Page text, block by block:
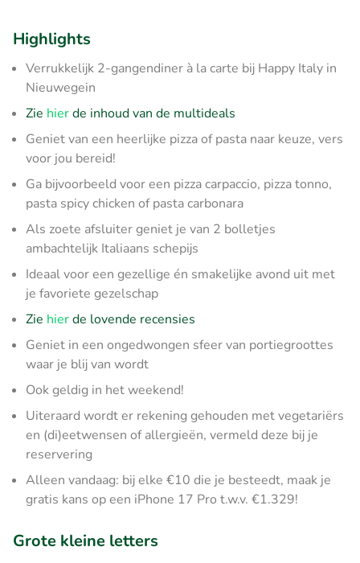
Highlights
Verrukkelijk 2-gangendiner à la carte bij Happy Italy in
Nieuwegein
Zie hierde inhoud van de multideals
Geniet van een heerlijke pizza of pasta naar keuze, vers
voor jou bereid!
Ga bijvoorbeeld voor een pizza carpaccio, pizza tonno,
pasta spicy chicken of pasta carbonara
Als zoete afsluiter geniet je van 2 bolletjes
ambachtelijk Italiaans schepijs
Ideaal voor een gezellige én smakelijke avond uit met
je favoriete gezelschap
Zie hierde lovende recensies
Geniet in een ongedwongen sfeer van portiegroottes
waar je blij van wordt
Ook geldig in het weekend!
Uiteraard wordt er rekening gehouden met vegetariërs
en (di)eetwensen of allergieën, vermeld deze bij je
reservering
Alleen vandaag: bij elke €10 die je besteedt, maak je
gratis kans op een iPhone 17 Pro t.w.v. €1.329!
Grote kleine letters